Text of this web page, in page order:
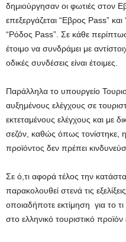
δημιούργησαν οι φωτιές στον
επεξεργάζεται “Εβρος Pass”
“Ρόδος Pass”. Σε κάθε
έτοιμο να συνδράμει με
οδικές συνδέσεις είναι έτοιμες.
Παράλληλα το υπουργείο
αυξημένους ελέγχους σε
εκτεταμένους ελέγχους και με
σεζόν, καθώς όπως τονίστηκε,
προϊόντος δεν πρέπει
Σε ό,τι αφορά τέλος την
παρακολουθεί στενά τις
οποιαδήποτε εκτίμηση για το
στο ελληνικό τουριστικό προϊόν